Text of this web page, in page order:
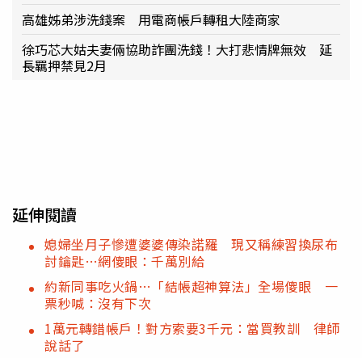
高雄姊弟涉洗錢案 用電商帳戶轉租大陸商家
徐巧芯大姑夫妻倆協助詐團洗錢！大打悲情牌無效 延
長羈押禁見2月
延伸閱讀
媳婦坐月子慘遭婆婆傳染諾羅 現又稱練習換尿布
討鑰匙…網傻眼：千萬別給
約新同事吃火鍋…「結帳超神算法」全場傻眼 一
票秒喊：沒有下次
1萬元轉錯帳戶！對方索要3千元：當買教訓 律師
說話了